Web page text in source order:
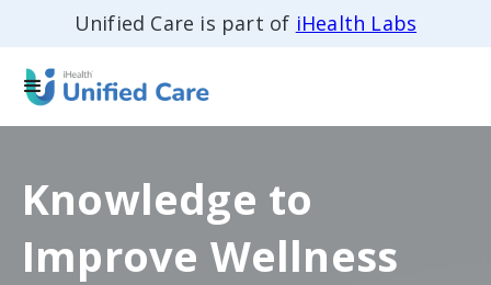
Unified Care is part of iHealth Labs
Knowledge to
Improve Wellness